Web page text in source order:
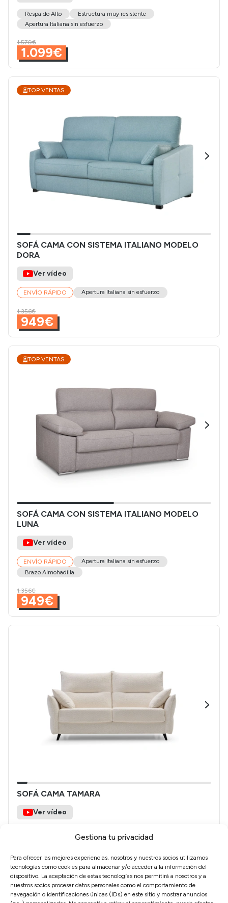
Gestiona tu privacidad
Para ofrecer las mejores experiencias, nosotros y nuestros socios utilizamos
tecnologías como cookies para almacenar y/o acceder a la información del
dispositivo. La aceptación de estas tecnologías nos permitirá a nosotros y a
nuestros socios procesar datos personales como el comportamiento de
navegación o identificaciones únicas (IDs) en este sitio y mostrar anuncios
Respaldo Alto
Estructura muy resistente
Apertura Italiana sin esfuerzo
1.570€
1.099€
TOP VENTAS
SOFÁ CAMA CON SISTEMA ITALIANO MODELO
DORA
Ver vídeo
ENVÍO RÁPIDO Apertura Italiana sin esfuerzo
1.356€
949€
TOP VENTAS
SOFÁ CAMA CON SISTEMA ITALIANO MODELO
LUNA
Ver vídeo
ENVÍO RÁPIDO
Apertura Italiana sin esfuerzo
Brazo Almohadilla
1.356€
949€
SOFÁ CAMA TAMARA
Ver vídeo
Apertura Italiana sin esfuerzo
1.570€
1.099€